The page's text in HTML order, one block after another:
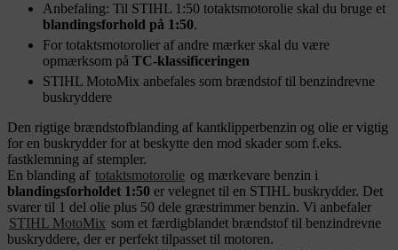
Anbefaling: Til STIHL 1:50 totaktsmotorolie skal du bruge et
blandingsforhold på 1:50.
For totaktsmotorolier af andre mærker skal du være
opmærksom på TC-klassificeringen
STIHL MotoMix anbefales som brændstof til benzindrevne
buskryddere
Den rigtige brændstofblanding af kantklipperbenzin og olie er vigtig
for en buskrydder for at beskytte den mod skader som f.eks.
fastklemning af stempler.
En blanding af totaktsmotorolie og mærkevare benzin i
blandingsforholdet 1:50 er velegnet til en STIHL buskrydder. Det
svarer til 1 del olie plus 50 dele græstrimmer benzin. Vi anbefaler
STIHL MotoMix som et færdigblandet brændstof til benzindrevne
buskryddere, der er perfekt tilpasset til motoren.